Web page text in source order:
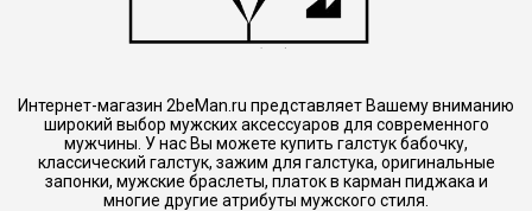
Интернет-магазин 2beMan.ru представляет Вашему вниманию
широкий выбор мужских аксессуаров для современного
мужчины. У нас Вы можете купить галстук бабочку,
классический галстук, зажим для галстука, оригинальные
запонки, мужские браслеты, платок в карман пиджака и
многие другие атрибуты мужского стиля.